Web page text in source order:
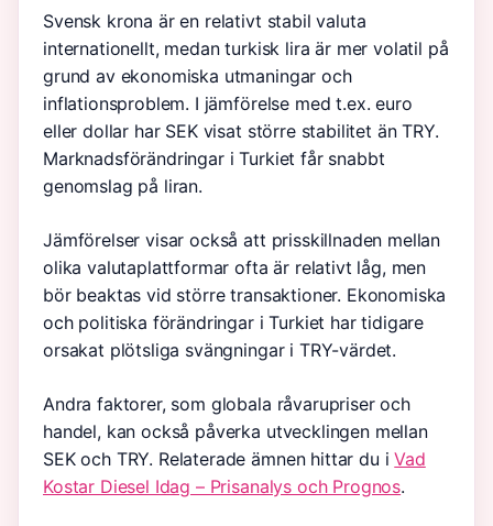
Svensk krona är en relativt stabil valuta
internationellt, medan turkisk lira är mer volatil på
grund av ekonomiska utmaningar och
inflationsproblem. I jämförelse med t.ex. euro
eller dollar har SEK visat större stabilitet än TRY.
Marknadsförändringar i Turkiet får snabbt
genomslag på liran.
Jämförelser visar också att prisskillnaden mellan
olika valutaplattformar ofta är relativt låg, men
bör beaktas vid större transaktioner. Ekonomiska
och politiska förändringar i Turkiet har tidigare
orsakat plötsliga svängningar i TRY-värdet.
Andra faktorer, som globala råvarupriser och
handel, kan också påverka utvecklingen mellan
SEK och TRY. Relaterade ämnen hittar du iVad
Kostar Diesel Idag – Prisanalys och Prognos.